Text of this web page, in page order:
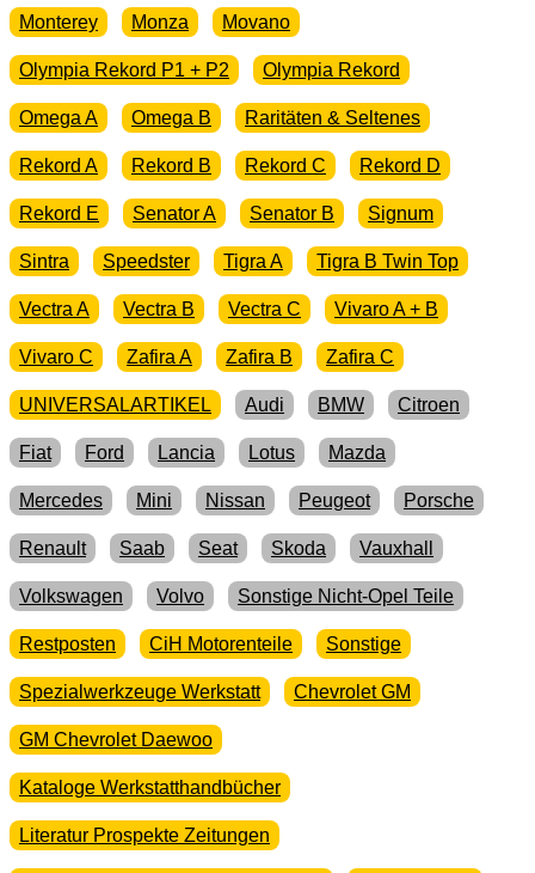
Monterey Monza Movano
Olympia Rekord P1 + P2 Olympia Rekord
Omega A Omega B Raritäten & Seltenes
Rekord A Rekord B Rekord C Rekord D
Rekord E Senator A Senator B Signum
Sintra Speedster Tigra A Tigra B Twin Top
Vectra A Vectra B Vectra C Vivaro A + B
Vivaro C Zafira A Zafira B Zafira C
UNIVERSALARTIKEL Audi BMW Citroen
Fiat Ford Lancia Lotus Mazda
Mercedes Mini Nissan Peugeot Porsche
Renault Saab Seat Skoda Vauxhall
Volkswagen Volvo Sonstige Nicht-Opel Teile
Restposten CiH Motorenteile Sonstige
Spezialwerkzeuge Werkstatt Chevrolet GM
GM Chevrolet Daewoo
Kataloge Werkstatthandbücher
Literatur Prospekte Zeitungen